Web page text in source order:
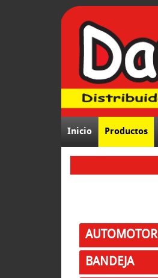
Inicio Productos
AUTOMOTOR
BANDEJA
Compra ONLINE